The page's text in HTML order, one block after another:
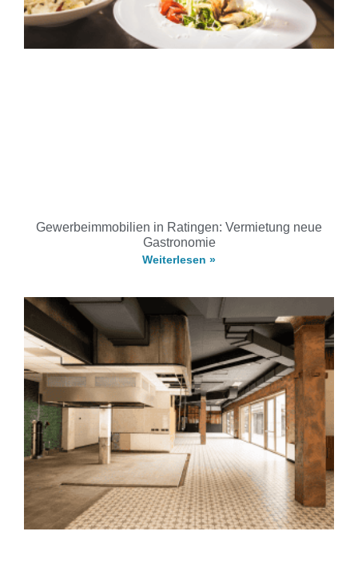
Gewerbeimmobilien in Ratingen: Vermietung neue
Gastronomie
Weiterlesen »